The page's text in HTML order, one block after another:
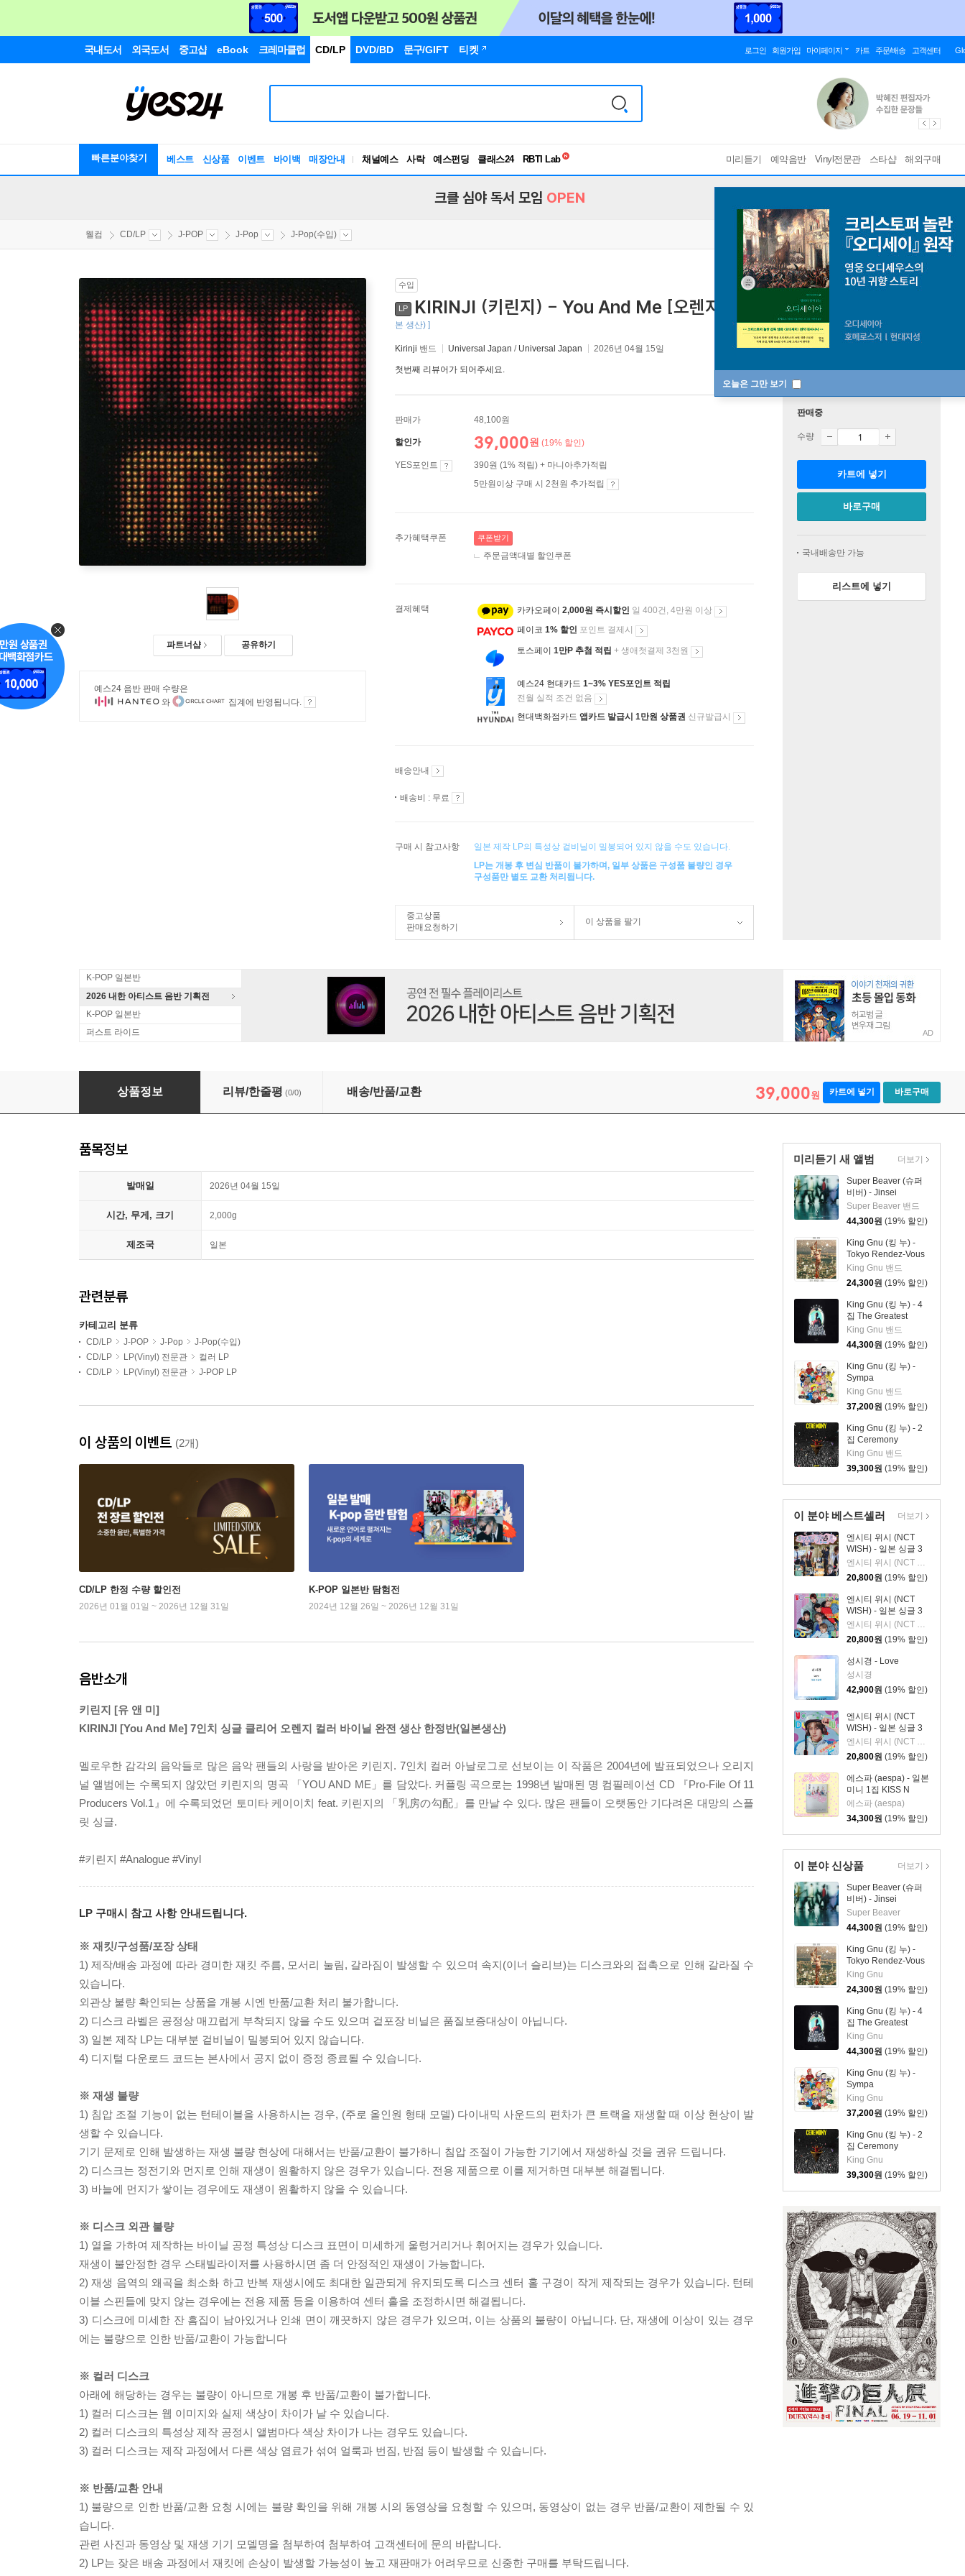
국내도서 외국도서 중고샵 eBook 크레마클럽 CD/LP DVD/BD 문구/GIFT 티켓 로그인 회원가입 마이페이지 카트 주문/배송 고객센터
빠른분야찾기 베스트 신상품 이벤트 바이백 매장안내 채널예스 사락 예스펀딩 클래스24
RBTI Lab
독서유형검사
미리듣기 예약음반 Vinyl전문관 스타샵 해외구매
오늘은 그만 보기
크클 심야 독서 모임 OPEN
웰컴 CD/LP J-POP J-Pop J-Pop(수입)
파트너샵 공유하기
예스24 음반 판매 수량은
와
집계에 반영됩니다.
수입
LP KIRINJI (키린지) - You And Me [오렌지 컬러 7인치 Vinyl]
본 생산) ]
Kirinji 밴드 Universal Japan / Universal Japan 2026년 04월 15일
첫번째 리뷰어가 되어주세요.
판매가 48,100원
할인가 39,000원 (19% 할인)
YES포인트
390원 (1% 적립) + 마니아추가적립
5만원이상 구매 시 2천원 추가적립
추가혜택쿠폰 쿠폰받기
주문금액대별 할인쿠폰
결제혜택 카카오페이 2,000원 즉시할인 일 400건, 4만원 이상
페이코 1% 할인 포인트 결제시
토스페이 1만P 추첨 적립 + 생애첫결제 3천원
예스24 현대카드 1~3% YES포인트 적립
전월 실적 조건 없음
현대백화점카드 앱카드 발급시 1만원 상품권 신규발급시
배송안내
배송비 : 무료
구매 시 참고사항
일본 제작 LP의 특성상 겉비닐이 밀봉되어 있지 않을 수도 있습니다.
LP는 개봉 후 변심 반품이 불가하며, 일부 상품은 구성품 불량인 경우
구성품만 별도 교환 처리됩니다.
중고상품
판매요청하기
이 상품을 팔기
판매중
수량
카트에 넣기
바로구매
국내배송만 가능
리스트에 넣기
K-POP 일본반
2026 내한 아티스트 음반 기획전
K-POP 일본반
퍼스트 라이드
AD
KIRINJI (키린지) - You And Me [오렌지 컬러 7인치 Vinyl]
상품정보 리뷰/한줄평 (0/0) 배송/반품/교환 39,000원 카트에 넣기 바로구매
미리듣기 새 앨범
Super Beaver (슈퍼
비버) - Jinsei
Super Beaver 밴드
44,300원 (19% 할인)
King Gnu (킹 누) -
Tokyo Rendez-Vous
King Gnu 밴드
24,300원 (19% 할인)
King Gnu (킹 누) - 4
집 The Greatest
Unknown
King Gnu 밴드
44,300원 (19% 할인)
King Gnu (킹 누) -
Sympa
King Gnu 밴드
37,200원 (19% 할인)
King Gnu (킹 누) - 2
집 Ceremony
King Gnu 밴드
39,300원 (19% 할인)
더보기
이 분야 베스트셀러
엔시티 위시 (NCT
WISH) - 일본 싱글 3
집 YO-I-DON! / BOY
MEETS GIRL [통상판
BOY MEETS GIRL
Ver.]
엔시티 위시 (NCT WISH)
20,800원 (19% 할인)
엔시티 위시 (NCT
WISH) - 일본 싱글 3
집 YO-I-DON! / BOY
MEETS GIRL [통상판
YO-I-DON! Ver.]
엔시티 위시 (NCT WISH)
20,800원 (19% 할인)
성시경 - Love
성시경
42,900원 (19% 할인)
엔시티 위시 (NCT
WISH) - 일본 싱글 3
집 YO-I-DON! / BOY
MEETS GIRL [YUSHI
Ver.]
엔시티 위시 (NCT WISH)
20,800원 (19% 할인)
에스파 (aespa) - 일본
미니 1집 KISS N
TELL [Limited
Edition Ver.]
에스파 (aespa)
34,300원 (19% 할인)
더보기
이 분야 신상품
Super Beaver (슈퍼
비버) - Jinsei
Super Beaver
44,300원 (19% 할인)
King Gnu (킹 누) -
Tokyo Rendez-Vous
King Gnu
24,300원 (19% 할인)
King Gnu (킹 누) - 4
집 The Greatest
Unknown
King Gnu
44,300원 (19% 할인)
King Gnu (킹 누) -
Sympa
King Gnu
37,200원 (19% 할인)
King Gnu (킹 누) - 2
집 Ceremony
King Gnu
39,300원 (19% 할인)
더보기
품목정보
발매일 2026년 04월 15일
시간, 무게, 크기 2,000g
제조국 일본
관련분류
카테고리 분류
CD/LP J-POP J-Pop
J-Pop(수입)
CD/LP
LP(Vinyl) 전문관
컬러 LP
CD/LP
LP(Vinyl) 전문관 J-POP LP
이 상품의 이벤트 (2개)
CD/LP 한정 수량 할인전
2026년 01월 01일 ~ 2026년 12월 31일
K-POP 일본반 탐험전
2024년 12월 26일 ~ 2026년 12월 31일
음반소개
키린지 [유 앤 미]
KIRINJI [You And Me] 7인치 싱글 클리어 오렌지 컬러 바이닐 완전 생산 한정반(일본생산)
멜로우한 감각의 음악들로 많은 음악 팬들의 사랑을 받아온 키린지. 7인치 컬러 아날로그로 선보이는 이 작품은 2004년에 발표되었으나 오리지
널 앨범에는 수록되지 않았던 키린지의 명곡 「YOU AND ME」를 담았다. 커플링 곡으로는 1998년 발매된 명 컴필레이션 CD 『Pro-File Of 11
Producers Vol.1』에 수록되었던 토미타 케이이치 feat. 키린지의 「乳房の勾配」를 만날 수 있다. 많은 팬들이 오랫동안 기다려온 대망의 스플
릿 싱글.
#키린지 #Analogue #Vinyl
LP 구매시 참고 사항 안내드립니다.
※ 재킷/구성품/포장 상태
1) 제작/배송 과정에 따라 경미한 재킷 주름, 모서리 눌림, 갈라짐이 발생할 수 있으며 속지(이너 슬리브)는 디스크와의 접촉으로 인해 갈라질 수
있습니다.
외관상 불량 확인되는 상품을 개봉 시엔 반품/교환 처리 불가합니다.
2) 디스크 라벨은 공정상 매끄럽게 부착되지 않을 수도 있으며 겉포장 비닐은 품질보증대상이 아닙니다.
3) 일본 제작 LP는 대부분 겉비닐이 밀봉되어 있지 않습니다.
4) 디지털 다운로드 코드는 본사에서 공지 없이 증정 종료될 수 있습니다.
※ 재생 불량
1) 침압 조절 기능이 없는 턴테이블을 사용하시는 경우, (주로 올인원 형태 모델) 다이내믹 사운드의 편차가 큰 트랙을 재생할 때 이상 현상이 발
생할 수 있습니다.
기기 문제로 인해 발생하는 재생 불량 현상에 대해서는 반품/교환이 불가하니 침압 조절이 가능한 기기에서 재생하실 것을 권유 드립니다.
2) 디스크는 정전기와 먼지로 인해 재생이 원활하지 않은 경우가 있습니다. 전용 제품으로 이를 제거하면 대부분 해결됩니다.
3) 바늘에 먼지가 쌓이는 경우에도 재생이 원활하지 않을 수 있습니다.
※ 디스크 외관 불량
1) 열을 가하여 제작하는 바이닐 공정 특성상 디스크 표면이 미세하게 울렁거리거나 휘어지는 경우가 있습니다.
재생이 불안정한 경우 스태빌라이저를 사용하시면 좀 더 안정적인 재생이 가능합니다.
2) 재생 음역의 왜곡을 최소화 하고 반복 재생시에도 최대한 일관되게 유지되도록 디스크 센터 홀 구경이 작게 제작되는 경우가 있습니다. 턴테
이블 스핀들에 맞지 않는 경우에는 전용 제품 등을 이용하여 센터 홀을 조정하시면 해결됩니다.
3) 디스크에 미세한 잔 흠집이 남아있거나 인쇄 면이 깨끗하지 않은 경우가 있으며, 이는 상품의 불량이 아닙니다. 단, 재생에 이상이 있는 경우
에는 불량으로 인한 반품/교환이 가능합니다
※ 컬러 디스크
아래에 해당하는 경우는 불량이 아니므로 개봉 후 반품/교환이 불가합니다.
1) 컬러 디스크는 웹 이미지와 실제 색상이 차이가 날 수 있습니다.
2) 컬러 디스크의 특성상 제작 공정시 앨범마다 색상 차이가 나는 경우도 있습니다.
3) 컬러 디스크는 제작 과정에서 다른 색상 염료가 섞여 얼룩과 번짐, 반점 등이 발생할 수 있습니다.
※ 반품/교환 안내
1) 불량으로 인한 반품/교환 요청 시에는 불량 확인을 위해 개봉 시의 동영상을 요청할 수 있으며, 동영상이 없는 경우 반품/교환이 제한될 수 있
습니다.
관련 사진과 동영상 및 재생 기기 모델명을 첨부하여 첨부하여 고객센터에 문의 바랍니다.
2) LP는 잦은 배송 과정에서 재킷에 손상이 발생할 가능성이 높고 재판매가 어려우므로 신중한 구매를 부탁드립니다.